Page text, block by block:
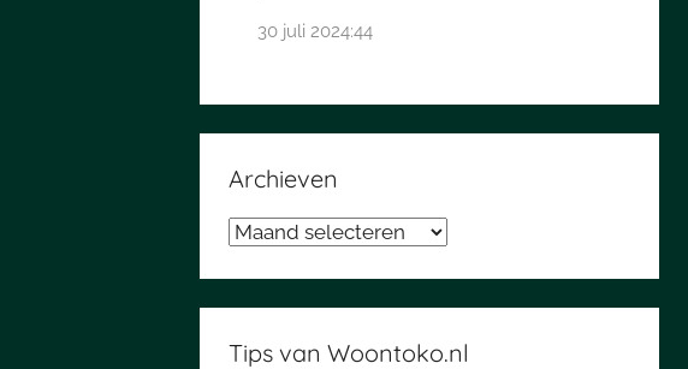
30 juli 2024:44
Archieven
Archieven
Tips van Woontoko.nl